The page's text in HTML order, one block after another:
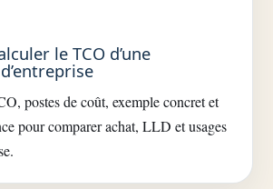
le TCO d’une
postes de coût, exemple concret et
pour comparer achat, LLD et usages